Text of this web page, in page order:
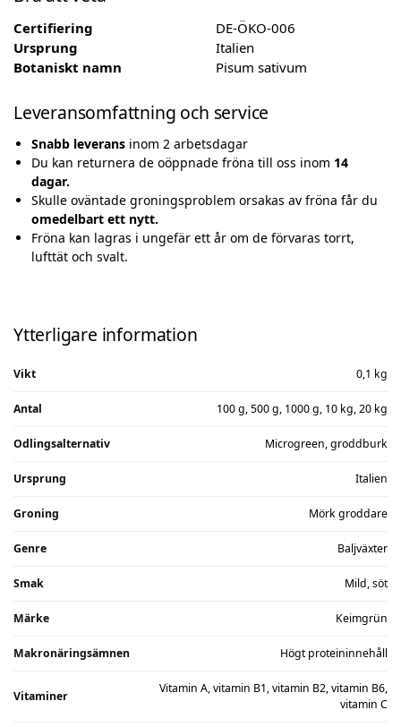
Certifiering
DE-ÖKO-006
Ursprung
Italien
Botaniskt namn
Pisum sativum
Leveransomfattning och service
Snabb leverans inom 2 arbetsdagar
Du kan returnera de oöppnade fröna till oss inom 14
dagar.
Skulle oväntade groningsproblem orsakas av fröna får du
omedelbart ett nytt.
Fröna kan lagras i ungefär ett år om de förvaras torrt,
lufttät och svalt.
Ytterligare information
Vikt 0,1 kg
Antal 100 g, 500 g, 1000 g, 10 kg, 20 kg
Odlingsalternativ Microgreen, groddburk
Ursprung Italien
Groning Mörk groddare
Genre Baljväxter
Smak Mild, söt
Märke Keimgrün
Makronäringsämnen Högt proteininnehåll
Vitaminer
Vitamin A, vitamin B1, vitamin B2, vitamin B6,
vitamin C